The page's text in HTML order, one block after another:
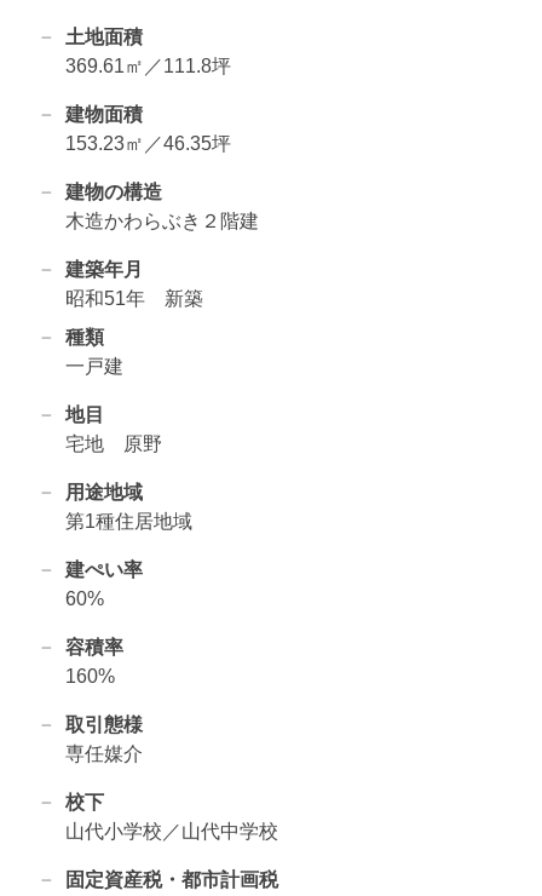
土地面積
369.61㎡／111.8坪
建物面積
153.23㎡／46.35坪
建物の構造
木造かわらぶき２階建
建築年月
昭和51年 新築
種類
一戸建
地目
宅地 原野
用途地域
第1種住居地域
建ぺい率
60%
容積率
160%
取引態様
専任媒介
校下
山代小学校／山代中学校
固定資産税・都市計画税